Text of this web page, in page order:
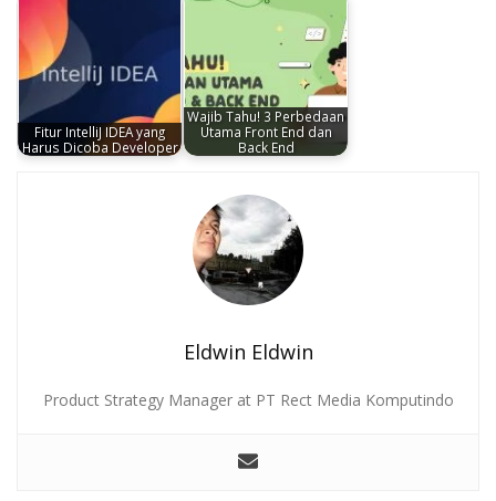
Fitur IntelliJ IDEA yang
Harus Dicoba Developer
Wajib Tahu! 3 Perbedaan
Utama Front End dan
Back End
Eldwin Eldwin
Product Strategy Manager at PT Rect Media Komputindo